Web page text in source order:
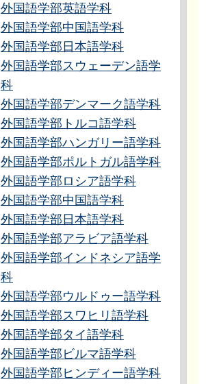
外国語学部英語学科
外国語学部中国語学科
外国語学部日本語学科
外国語学部スウェーデン語学
科
外国語学部デンマーク語学科
外国語学部トルコ語学科
外国語学部ハンガリー語学科
外国語学部ポルトガル語学科
外国語学部ロシア語学科
外国語学部中国語学科
外国語学部日本語学科
外国語学部アラビア語学科
外国語学部インドネシア語学
科
外国語学部ウルドゥー語学科
外国語学部スワヒリ語学科
外国語学部タイ語学科
外国語学部ビルマ語学科
外国語学部ヒンディー語学科